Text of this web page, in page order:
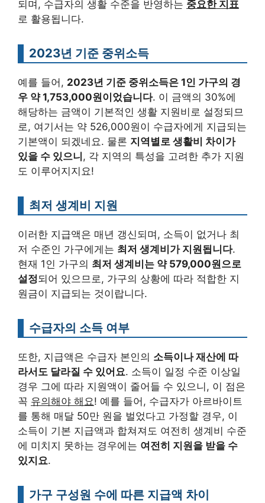
되며, 수급자의 생활 수준을 반영하는 중요한 지표
로 활용됩니다.
2023년 기준 중위소득
예를 들어, 2023년 기준 중위소득은 1인 가구의 경
우 약 1,753,000원이었습니다. 이 금액의 30%에
해당하는 금액이 기본적인 생활 지원비로 설정되므
로, 여기서는 약 526,000원이 수급자에게 지급되는
기본액이 되겠네요. 물론 지역별로 생활비 차이가
있을 수 있으니, 각 지역의 특성을 고려한 추가 지원
도 이루어지지요!
최저 생계비 지원
이러한 지급액은 매년 갱신되며, 소득이 없거나 최
저 수준인 가구에게는 최저 생계비가 지원됩니다.
현재 1인 가구의 최저 생계비는 약 579,000원으로
설정되어 있으므로, 가구의 상황에 따라 적합한 지
원금이 지급되는 것이랍니다.
수급자의 소득 여부
또한, 지급액은 수급자 본인의 소득이나 재산에 따
라서도 달라질 수 있어요. 소득이 일정 수준 이상일
경우 그에 따라 지원액이 줄어들 수 있으니, 이 점은
꼭 유의해야 해요! 예를 들어, 수급자가 아르바이트
를 통해 매달 50만 원을 벌었다고 가정할 경우, 이
소득이 기본 지급액과 합쳐져도 여전히 생계비 수준
에 미치지 못하는 경우에는 여전히 지원을 받을 수
있지요.
가구 구성원 수에 따른 지급액 차이